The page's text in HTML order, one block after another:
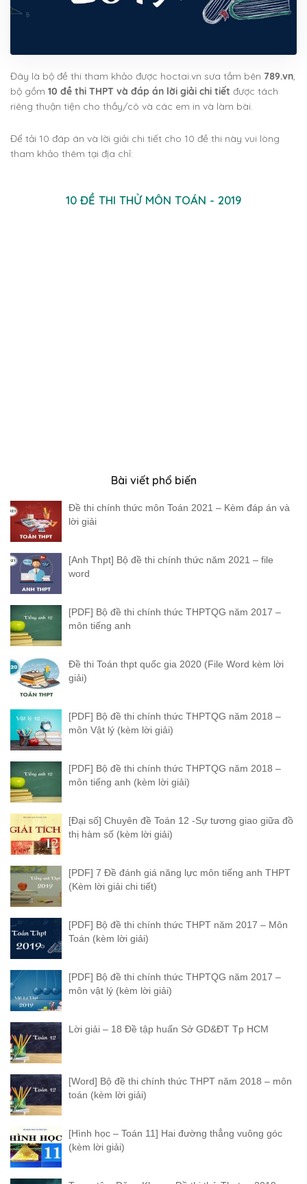
Đây là bộ đề thi tham khảo được hoctai.vn sưa tầm bên 789.vn
bộ gồm 10 đề thi THPT và đáp án lời giải chi tiết được tách
riêng thuận tiện cho thầy/cô và các em in và làm bài.
Để tải 10 đáp án và lời giải chi tiết cho 10 đề thi này vui lòng
tham khảo thêm tại địa chỉ:
10 ĐỀ THI THỬ MÔN TOÁN - 2019
Bài viết phổ biến
Đề thi chính thức môn Toán 2021 – Kèm đáp án và
lời giải
[Anh Thpt] Bộ đề thi chính thức năm 2021 – file
word
[PDF] Bộ đề thi chính thức THPTQG năm 2017 –
môn tiếng anh
Đề thi Toán thpt quốc gia 2020 (File Word kèm lời
giải)
[PDF] Bộ đề thi chính thức THPTQG năm 2018 –
môn Vật lý (kèm lời giải)
[PDF] Bộ đề thi chính thức THPTQG năm 2018 –
môn tiếng anh (kèm lời giải)
[Đại số] Chuyên đề Toán 12 -Sự tương giao giữa đồ
thị hàm số (kèm lời giải)
[PDF] 7 Đề đánh giá năng lực môn tiếng anh THPT
(Kèm lời giải chi tiết)
[PDF] Bộ đề thi chính thức THPT năm 2017 – Môn
Toán (kèm lời giải)
[PDF] Bộ đề thi chính thức THPTQG năm 2017 –
môn vật lý (kèm lời giải)
Lời giải – 18 Đề tập huấn Sở GD&ĐT Tp HCM
[Word] Bộ đề thi chính thức THPT năm 2018 – môn
toán (kèm lời giải)
[Hình học – Toán 11] Hai đường thẳng vuông góc
(kèm lời giải)